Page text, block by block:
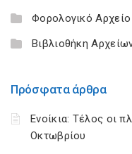
Φορολογικό Αρχείο
Βιβλιοθήκη
Πρόσφατα άρθρα
Ενοίκια: Τέλος οι
Οκτωβρίου